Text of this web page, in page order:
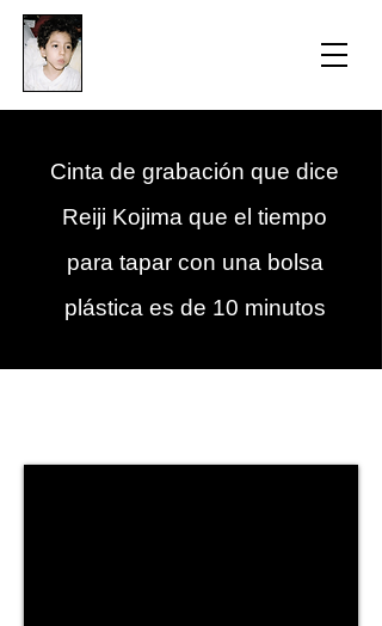
Cinta de grabación que dice
Reiji Kojima que el tiempo
para tapar con una bolsa
plástica es de 10 minutos